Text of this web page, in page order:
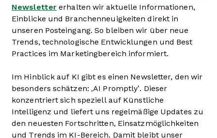
Newsletter erhalten wir aktuelle Informationen,
Einblicke und Branchenneuigkeiten direkt in
unseren Posteingang. So bleiben wir über neue
Trends, technologische Entwicklungen und Best
Practices im Marketingbereich informiert.
Im Hinblick auf KI gibt es einen Newsletter, den wir
besonders schätzen: ‚AI Promptly‘. Dieser
konzentriert sich speziell auf Künstliche
Intelligenz und liefert uns regelmäßige Updates zu
den neuesten Fortschritten, Einsatzmöglichkeiten
und Trends im KI-Bereich. Damit bleibt unser